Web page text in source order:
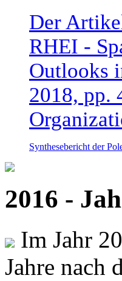
Der
RHEI -
Outlooks
2018, pp.
Synthesebericht der
2016 -
Im Jahr
Jahre nach